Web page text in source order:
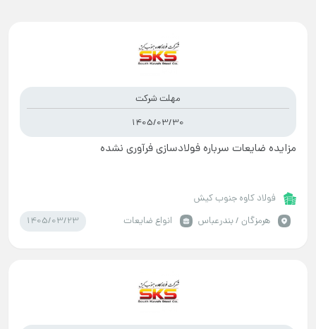
مهلت شرکت
1405/03/30
مزایده ضایعات سرباره فولادسازی فرآوری نشده
فولاد کاوه جنوب کیش
هرمزگان / بندرعباس
انواع ضایعات 1405/03/23